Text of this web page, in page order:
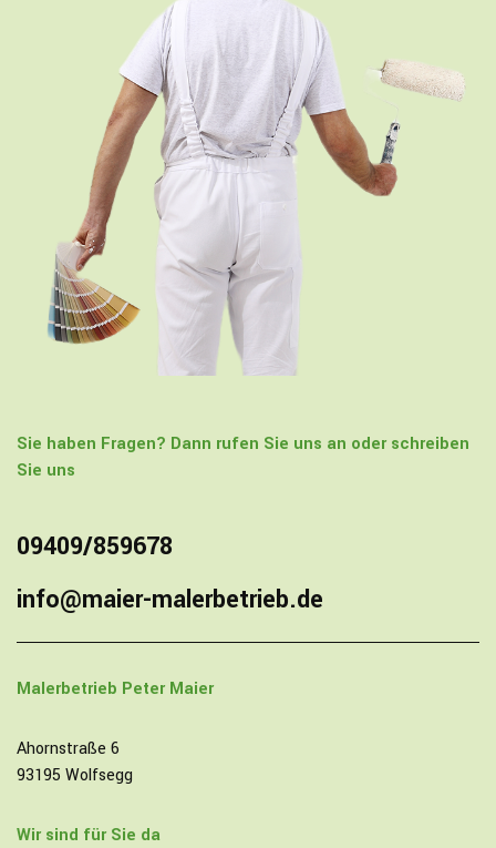
Sie haben Fragen? Dann rufen Sie uns an oder schreiben
Sie uns
09409/859678
info@maier-malerbetrieb.de
Malerbetrieb Peter Maier
Ahornstraße 6
93195 Wolfsegg
Wir sind für Sie da